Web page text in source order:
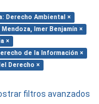
Derecho Ambiental ×
Imer Benjamín ×
×
de la Información ×
Derecho ×
filtros avanzados